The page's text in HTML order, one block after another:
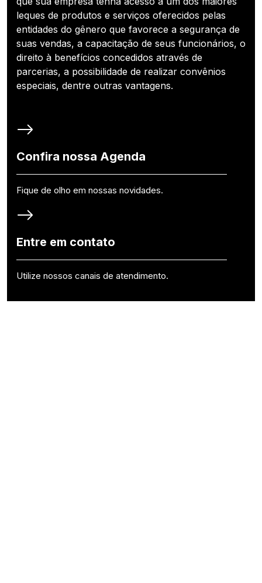
leques de produtos e serviços oferecidos pelas
entidades do gênero que favorece a segurança de
suas vendas, a capacitação de seus funcionários, o
direito à benefícios concedidos através de
parcerias, a possibilidade de realizar convênios
especiais, dentre outras vantagens.
Confira nossa Agenda
Fique de olho em nossas novidades.
Entre em contato
Utilize nossos canais de atendimento.